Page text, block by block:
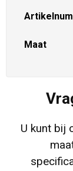
Maat
U kunt bij